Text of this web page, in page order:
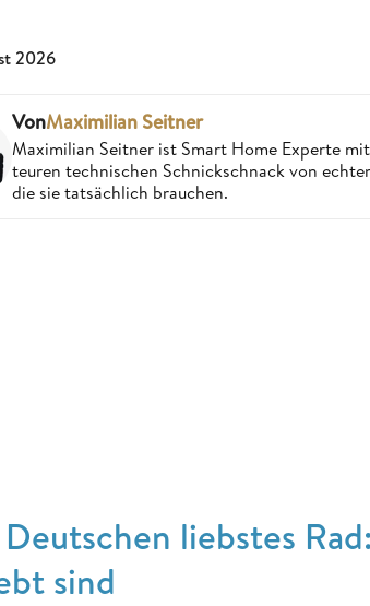
2026
VonMaximilian Seitner
Maximilian Seitner ist Smart Home Experte
teuren technischen Schnickschnack von
die sie tatsächlich brauchen.
liebstes
sind